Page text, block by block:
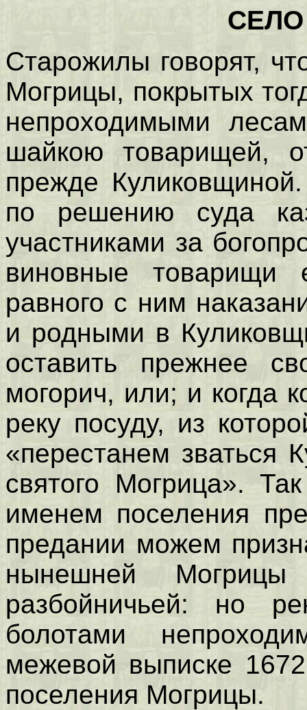
Старожилы говорят,
Могрицы, покрытых
непроходимыми
шайкою товарищей,
прежде
по решению суда
участниками за
виновные товарищи
равного с ним
и родными в
оставить прежнее
могорич, или; и когда
реку посуду, из
«перестанем зваться
святого Могрица».
именем поселения
предании можем
нынешней
разбойничьей: но
болотами
межевой выписке
поселения Могрицы.